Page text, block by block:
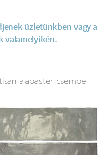
üzletünkben vagy a
valamelyikén.
alabaster csempe